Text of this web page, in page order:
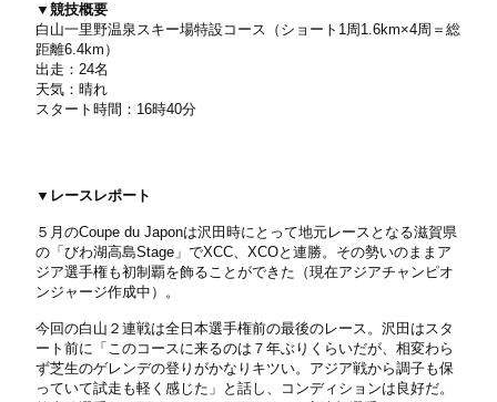
▼競技概要
白山一里野温泉スキー場特設コース（ショート1周1.6km×4周＝総
距離6.4km）
出走：24名
天気：晴れ
スタート時間：16時40分
▼レースレポート
５月のCoupe du Japonは沢田時にとって地元レースとなる滋賀県
の「びわ湖高島Stage」でXCC、XCOと連勝。その勢いのままア
ジア選手権も初制覇を飾ることができた（現在アジアチャンピオ
ンジャージ作成中）。
今回の白山２連戦は全日本選手権前の最後のレース。沢田はスタ
ート前に「このコースに来るのは７年ぶりくらいだが、相変わら
ず芝生のゲレンデの登りがかなりキツい。アジア戦から調子も保
っていて試走も軽く感じた」と話し、コンディションは良好だ。